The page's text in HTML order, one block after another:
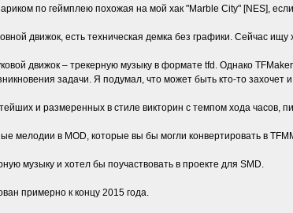
по геймплею похожая на мой хак "Marble City" [NES],
движок, есть техническая демка без графики. Сейчас ищу
движок – трекерную музыку в формате tfd. Однако
задачи. Я подумал, что может быть кто-то захочет
и размеренных в стиле викторин с темпом хода часов,
мелодии в MOD, которые вы бы могли конвертировать в
музыку и хотел бы поучаствовать в проекте для SMD.
примерно к концу 2015 года.